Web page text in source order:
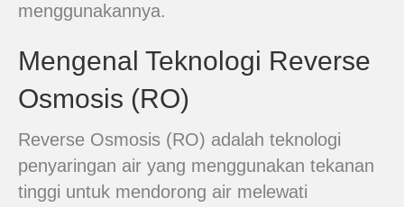
menggunakannya.
Mengenal Teknologi Reverse
Osmosis (RO)
Reverse Osmosis (RO) adalah teknologi
penyaringan air yang menggunakan tekanan
tinggi untuk mendorong air melewati